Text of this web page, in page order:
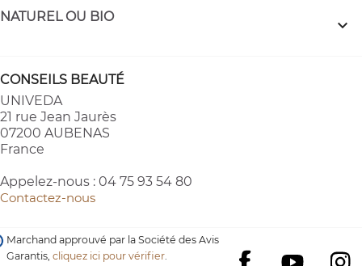
NATUREL OU BIO 
CONSEILS BEAUTÉ
UNIVEDA
21 rue Jean Jaurès
07200 AUBENAS
France
Appelez-nous : 04 75 93 54 80
Contactez-nous
YouTube
Marchand approuvé par la Société des Avis
Garantis,cliquez ici pour vérifier.